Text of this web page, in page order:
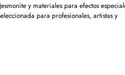
y materiales para efectos
para profesionales, artistas y